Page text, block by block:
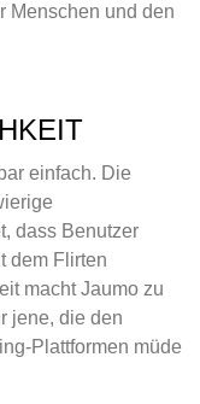
Menschen und den
einfach. Die
dass Benutzer
dem Flirten
macht Jaumo zu
jene, die den
Plattformen müde